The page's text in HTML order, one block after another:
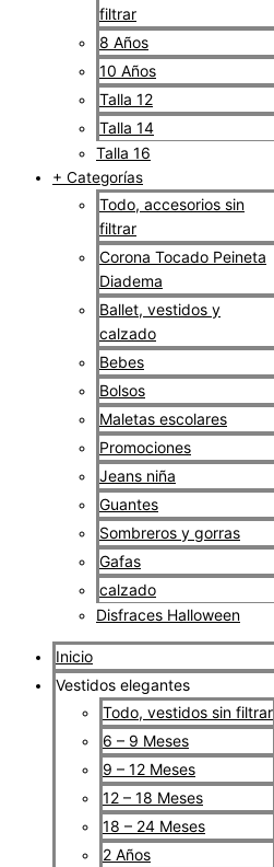
filtrar
8 Años
10 Años
Talla 12
Talla 14
Talla 16
+ Categorías
Todo, accesorios sin
filtrar
Corona Tocado Peineta
Diadema
Ballet, vestidos y
calzado
Bebes
Bolsos
Maletas escolares
Promociones
Jeans niña
Guantes
Sombreros y gorras
Gafas
calzado
Disfraces Halloween
Inicio
Vestidos elegantes
Todo, vestidos sin filtrar
6 – 9 Meses
9 – 12 Meses
12 – 18 Meses
18 – 24 Meses
2 Años